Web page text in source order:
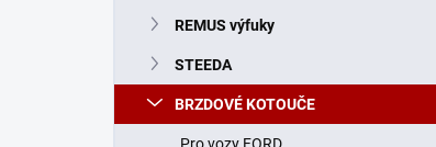
a
e
REMUS výfuky
STEEDA
BRZDOVÉ KOTOUČE